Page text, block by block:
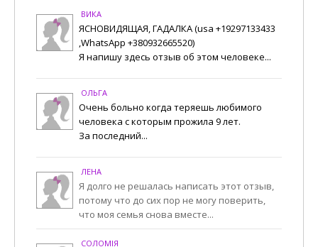
ВИКА
ЯСНОВИДЯЩАЯ, ГАДАЛКА (usa +19297133433
,WhatsApp +380932665520)
Я напишу здесь отзыв об этом человеке...
ОЛЬГА
Очень больно когда теряешь любимого
человека с которым прожила 9 лет.
За последний...
ЛЕНА
Я долго не решалась написать этот отзыв,
потому что до сих пор не могу поверить,
что моя семья снова вместе...
СОЛОМІЯ